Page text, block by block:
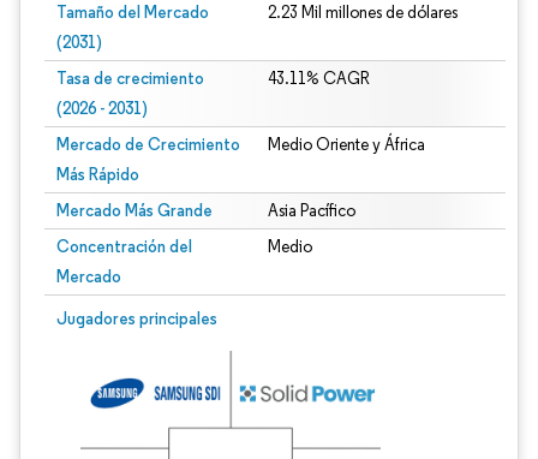
Tamaño del Mercado
(2031)
2.23 Mil millones de dólares
Tasa de crecimiento
(2026 - 2031)
43.11% CAGR
Mercado de Crecimiento
Más Rápido
Medio Oriente y África
Mercado Más Grande Asia Pacífico
Concentración del
Mercado
Medio
Jugadores principales
Imagen © Mordor Intelligence. El uso requiere atribución según CC BY 4.0.